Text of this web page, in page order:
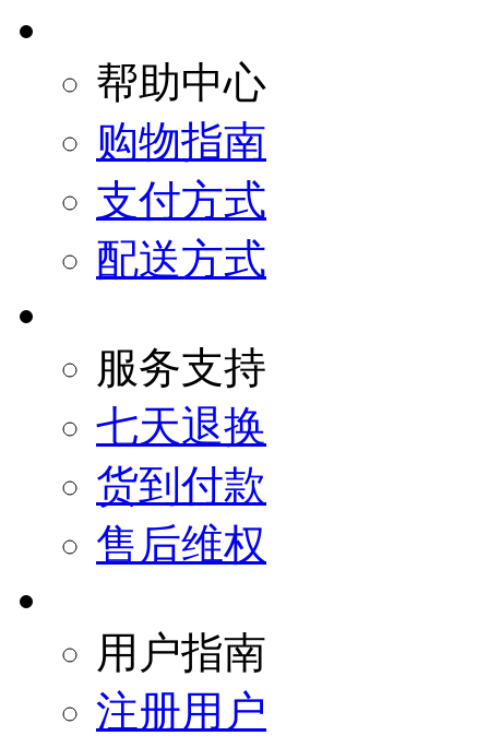
帮助中心
购物指南
支付方式
配送方式
服务支持
七天退换
货到付款
售后维权
用户指南
注册用户